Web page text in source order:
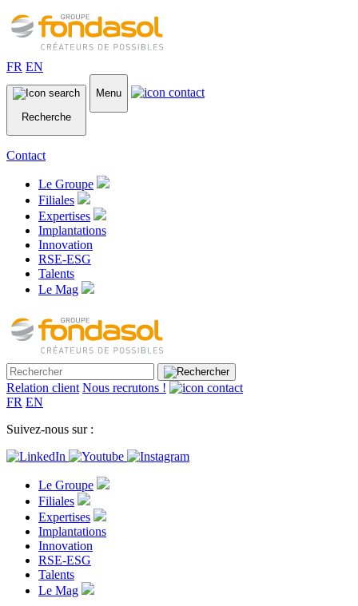
FR EN
Recherche
Menu
Contact
Le Groupe
Filiales
Expertises
Implantations
Innovation
RSE-ESG
Talents
Le Mag
Relation client Nous recrutons !
FR EN
Suivez-nous sur :
Le Groupe
Filiales
Expertises
Implantations
Innovation
RSE-ESG
Talents
Le Mag